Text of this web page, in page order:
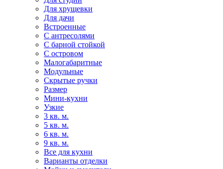
Для хрущевки
Для дачи
Встроенные
С антресолями
С барной стойкой
С островом
Малогабаритные
Модульные
Скрытые ручки
Размер
Мини-кухни
Узкие
3 кв. м.
5 кв. м.
6 кв. м.
9 кв. м.
Все для кухни
Варианты отделки